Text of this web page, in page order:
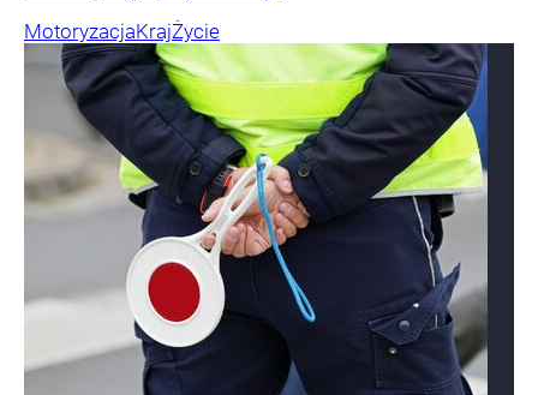
MotoryzacjaKrajŻycie